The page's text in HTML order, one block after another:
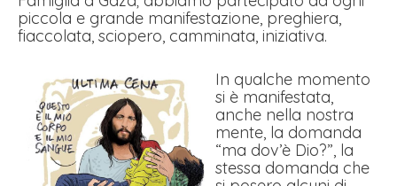
piccola e grande manifestazione, preghiera,
fiaccolata, sciopero, camminata, iniziativa.
In qualche momento
si è manifestata,
anche nella nostra
mente, la domanda
“ma dov’è Dio?”, la
stessa domanda che